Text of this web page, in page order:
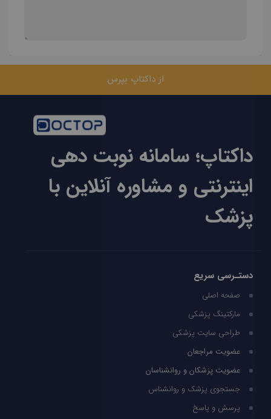
از داکتاپ بپرس
داکتاپ؛ سامانه نوبت دهی
اینترنتی و مشاوره آنلاین با
پزشک
دستـرسی سریع
صفحه اصلی
مارکتینگ پزشکی
طراحی سایت پزشکی
عضویت مراجعان
عضویت پزشکان و روانشناسان
جستجوی پزشک و روانشناس
پرسش و پاسخ